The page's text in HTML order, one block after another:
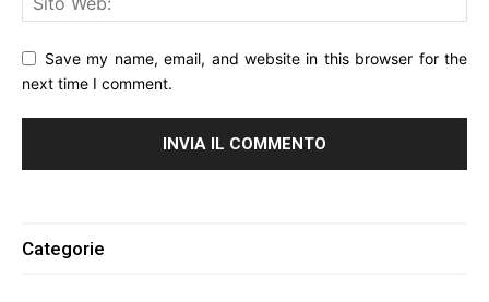
Save my name, email, and website in this browser for the
next time I comment.
Categorie